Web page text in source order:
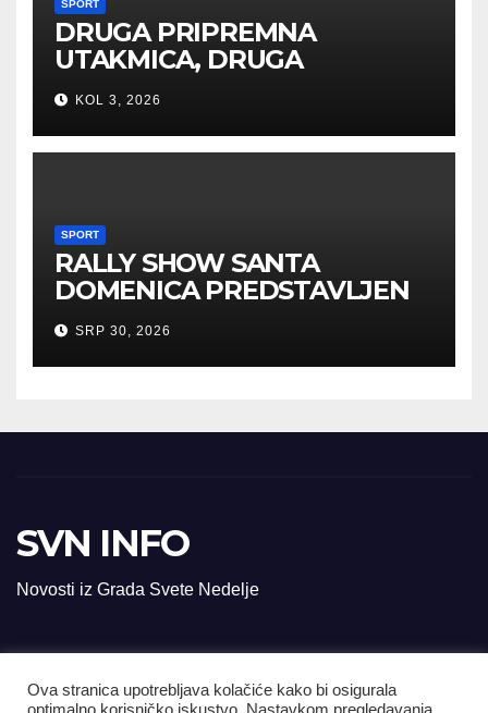
SPORT
DRUGA PRIPREMNA
UTAKMICA, DRUGA
POBJEDA ZA TIGROVE
KOL 3, 2026
SPORT
RALLY SHOW SANTA
DOMENICA PREDSTAVLJEN
U AUSTRIJI
SRP 30, 2026
SVN INFO
Novosti iz Grada Svete Nedelje
© svn-info.com Sva prava pridržana.
Ova stranica upotrebljava kolačiće kako bi osigurala